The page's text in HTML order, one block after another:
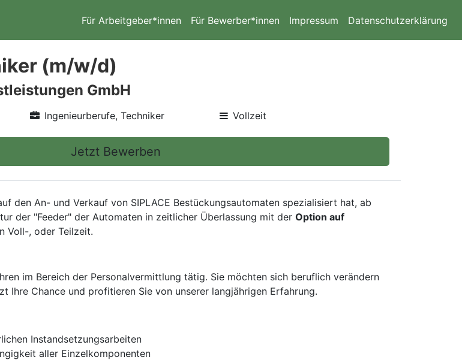
Für Arbeitgeber*innen Für Bewerber*innen Impressum Datenschutzerklärung
(m/w/d)
GmbH
Ingenieurberufe, Techniker Vollzeit
Jetzt Bewerben
den An- und Verkauf von SIPLACE Bestückungsautomaten spezialisiert hat, ab
der "Feeder" der Automaten in zeitlicher Überlassung mit der Option auf
Voll-, oder Teilzeit.
im Bereich der Personalvermittlung tätig. Sie möchten sich beruflich verändern
Ihre Chance und profitieren Sie von unserer langjährigen Erfahrung.
Instandsetzungsarbeiten
aller Einzelkomponenten